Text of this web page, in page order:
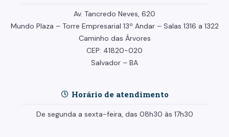
Av. Tancredo Neves, 620
Mundo Plaza – Torre Empresarial 13º Andar – Salas 1316 a 1322
Caminho das Árvores
CEP: 41820-020
Salvador – BA
Horário de atendimento
De segunda a sexta-feira, das 08h30 às 17h30